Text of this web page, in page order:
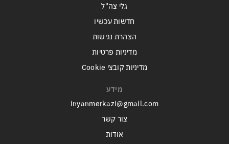
גלי צה"ל
חדשות עכשיו
הצהרת נגישות
מדיניות פרטיות
מדיניות קובצי Cookie
מידע
inyanmerkazi@gmail.com
צור קשר
אודות